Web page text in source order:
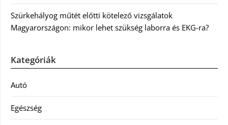
Szürkehályog műtét előtti kötelező vizsgálatok
Magyarországon: mikor lehet szükség laborra és EKG-ra?
Kategóriák
Autó
Egészség